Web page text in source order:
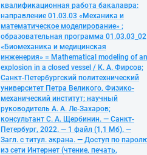
квалификационная работа бакалавра:
направление 01.03.03 «Механика и
математическое моделирование» ;
образовательная программа 01.03.03_02
«Биомеханика и медицинская
инженерия» = Mathematical modeling of an
explosion in a closed vessel / К. А. Фирсов;
Санкт-Петербургский политехнический
университет Петра Великого, Физико-
механический институт; научный
руководитель А. А. Ле-Захаров;
консультант С. А. Щербинин. — Санкт-
Петербург, 2022. — 1 файл (1,1 Мб). —
Загл. с титул. экрана. — Доступ по
из сети Интернет (чтение, печать,